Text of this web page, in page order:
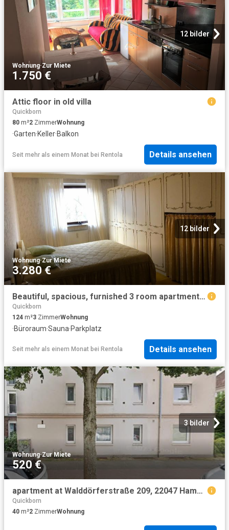
12 bilder
Wohnung·Zur Miete
1.750 €
Attic floor in old villa
Quickborn
80 m²2 ZimmerWohnung
·Garten·Keller·Balkon
Seit mehr als einem Monat bei Rentola Details ansehen
12 bilder
Wohnung·Zur Miete
3.280 €
Beautiful, spacious, furnished 3 room apartment in Hamburg Berne
Quickborn
124 m²3 ZimmerWohnung
·Büroraum·Sauna·Parkplatz
Seit mehr als einem Monat bei Rentola Details ansehen
3 bilder
Wohnung·Zur Miete
520 €
apartment at Walddörferstraße 209, 22047 Hamburg
Quickborn
40 m²2 ZimmerWohnung